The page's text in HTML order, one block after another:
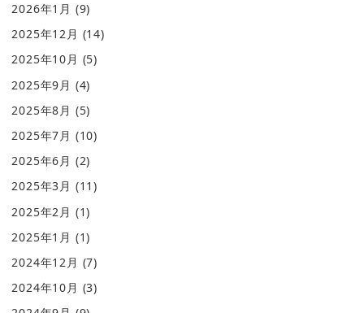
2026年1月 (9)
2025年12月 (14)
2025年10月 (5)
2025年9月 (4)
2025年8月 (5)
2025年7月 (10)
2025年6月 (2)
2025年3月 (11)
2025年2月 (1)
2025年1月 (1)
2024年12月 (7)
2024年10月 (3)